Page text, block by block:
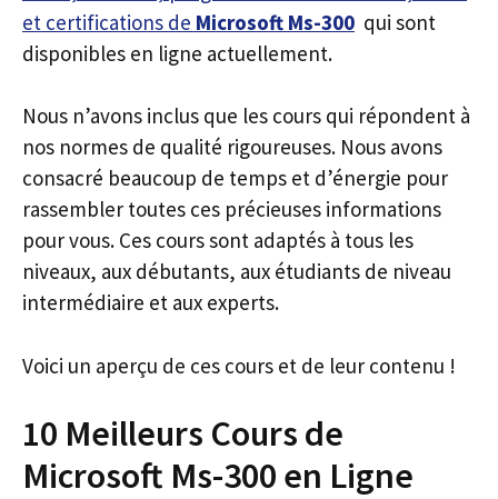
et certifications de Microsoft Ms-300 qui sont
disponibles en ligne actuellement.
Nous n’avons inclus que les cours qui répondent à
nos normes de qualité rigoureuses. Nous avons
consacré beaucoup de temps et d’énergie pour
rassembler toutes ces précieuses informations
pour vous. Ces cours sont adaptés à tous les
niveaux, aux débutants, aux étudiants de niveau
intermédiaire et aux experts.
Voici un aperçu de ces cours et de leur contenu !
10 Meilleurs Cours de
Microsoft Ms-300 en Ligne